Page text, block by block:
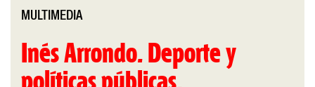
MULTIMEDIA
Inés Arrondo. Deporte y